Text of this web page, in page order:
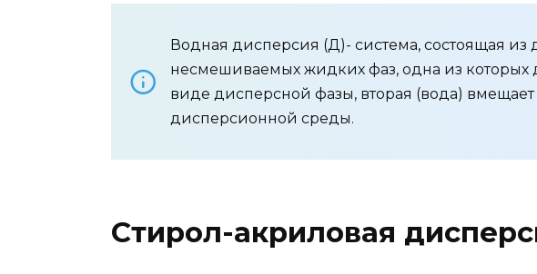
Водная дисперсия (Д)- система, состоящая из
несмешиваемых жидких фаз, одна из которых
виде дисперсной фазы, вторая (вода) вмещает
дисперсионной среды.
Стирол-акриловая